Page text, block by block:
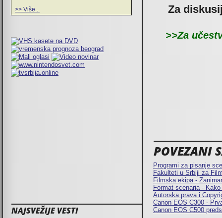
>> Više...
NAJSVEŽIJE VESTI
Za
>>Za
POVEZANI
Programi za pisanje
Fakulteti u Srbiji za
Filmska ekipa -
Format scenaria -
Autorska prava i
Canon EOS C300 -
Canon EOS C500